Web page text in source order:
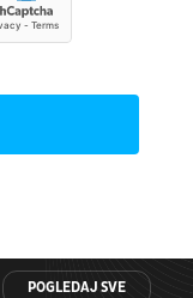
POGLEDAJ SVE